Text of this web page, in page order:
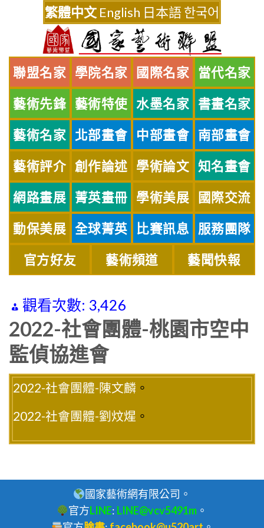
繁體中文 English 日本語한국어
聯盟名家 學院名家 國際名家 當代名家
藝術先鋒 藝術特使 水墨名家 書畫名家
藝術名家 北部畫會 中部畫會 南部畫會
藝術評介 創作論述 學術論文 知名畫會
網路畫展 菁英畫冊 學術美展 國際交流
動保美展 全球菁英 比賽訊息 服務團隊
官方好友 藝術頻道 藝聞快報
觀看次數: 3,426
2022-社會團體-桃園市空中
監偵協進會
2022-社會團體-陳文麟 。
2022-社會團體-劉炆煋 。
國家藝術網有限公司。
官方LINE: LINE@vcv5491m 。